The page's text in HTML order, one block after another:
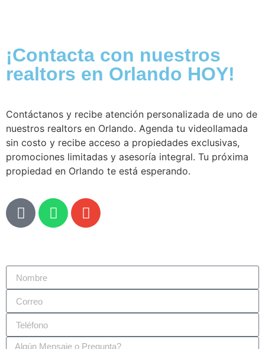
¡Contacta con nuestros
realtors en Orlando HOY!
Contáctanos y recibe atención personalizada de uno de
nuestros realtors en Orlando. Agenda tu videollamada
sin costo y recibe acceso a propiedades exclusivas,
promociones limitadas y asesoría integral. Tu próxima
propiedad en Orlando te está esperando.